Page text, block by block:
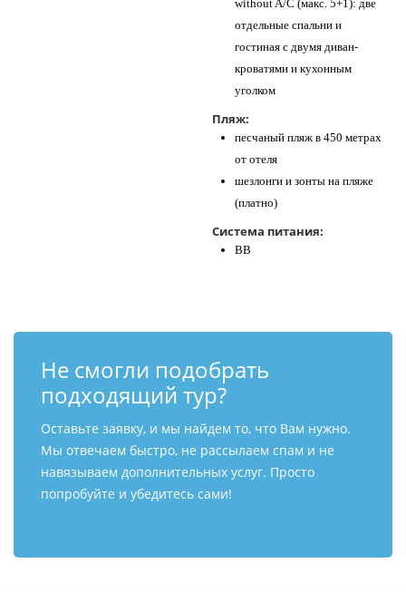
without A/C (макс. 5+1): две
отдельные спальни и
гостиная с двумя диван-
кроватями и кухонным
уголком
Пляж:
песчаный пляж в 450 метрах
от отеля
шезлонги и зонты на пляже
(платно)
Система питания:
BB
Не смогли подобрать
подходящий тур?
Оставьте заявку, и мы найдем то, что Вам нужно.
Мы отвечаем быстро, не рассылаем спам и не
навязываем дополнительных услуг. Просто
попробуйте и убедитесь сами!